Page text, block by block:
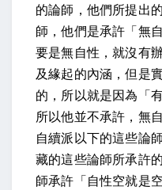
的論師，他們所提出
師，他們是承許「無
要是無自性，就沒有
及緣起的內涵，但是
的，所以就是因為「
所以他並不承許，無
自續派以下的這些論
藏的這些論師所承許
師承許「自性空就是